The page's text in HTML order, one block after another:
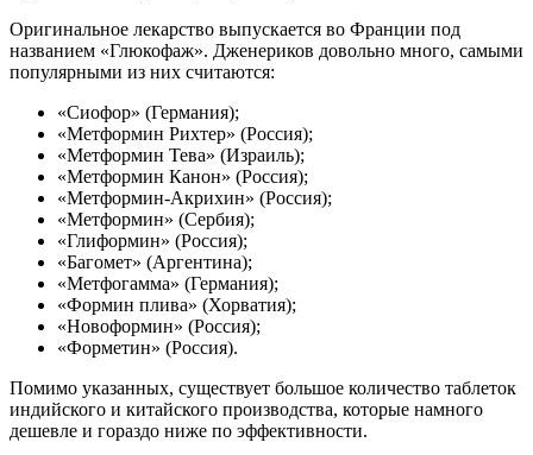
Оригинальное лекарство выпускается во Франции под
названием «Глюкофаж». Дженериков довольно много, самыми
популярными из них считаются:
«Сиофор» (Германия);
«Метформин Рихтер» (Россия);
«Метформин Тева» (Израиль);
«Метформин Канон» (Россия);
«Метформин-Акрихин» (Россия);
«Метформин» (Сербия);
«Глиформин» (Россия);
«Багомет» (Аргентина);
«Метфогамма» (Германия);
«Формин плива» (Хорватия);
«Новоформин» (Россия);
«Форметин» (Россия).
Помимо указанных, существует большое количество таблеток
индийского и китайского производства, которые намного
дешевле и гораздо ниже по эффективности.